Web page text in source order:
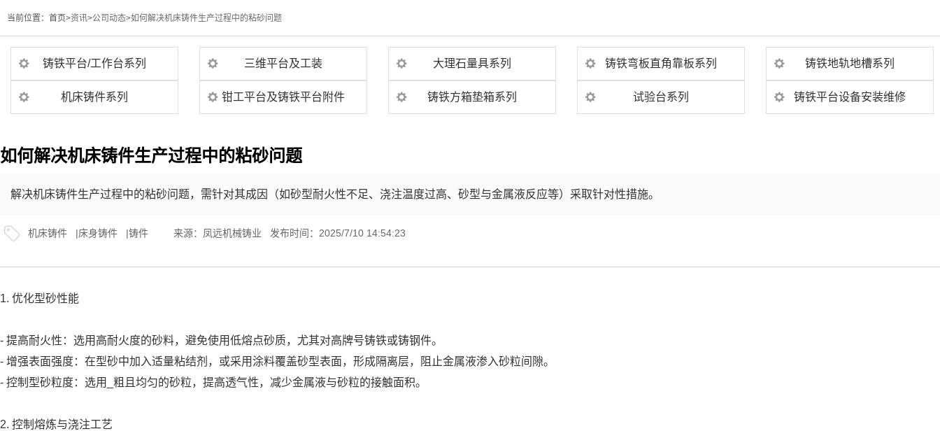
当前位置： 首页>资讯>公司动态>如何解决机床铸件生产过程中的粘砂问题
铸铁平台/工作台系列 三维平台及工装 大理石量具系列 铸铁弯板直角靠板系列 铸铁地轨地槽系列
机床铸件系列 钳工平台及铸铁平台附件 铸铁方箱垫箱系列 试验台系列 铸铁平台设备安装维修
如何解决机床铸件生产过程中的粘砂问题
解决机床铸件生产过程中的粘砂问题，需针对其成因（如砂型耐火性不足、浇注温度过高、砂型与金属液反应等）采取针对性措施。
机床铸件 |床身铸件 |铸件 来源： 凤远机械铸业 发布时间：2025/7/10 14:54:23
1. 优化型砂性能
- 提高耐火性：选用高耐火度的砂料，避免使用低熔点砂质，尤其对高牌号铸铁或铸钢件。
- 增强表面强度：在型砂中加入适量粘结剂，或采用涂料覆盖砂型表面，形成隔离层，阻止金属液渗入砂粒间隙。
- 控制型砂粒度：选用_粗且均匀的砂粒，提高透气性，减少金属液与砂粒的接触面积。
2. 控制熔炼与浇注工艺